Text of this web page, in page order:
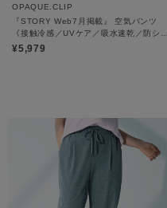
OPAQUE.CLIP
『STORY Web7月掲載』 空気パンツ
《接触冷感／UVケア／吸水速乾／防シワ
／洗濯機OK》
¥5,979